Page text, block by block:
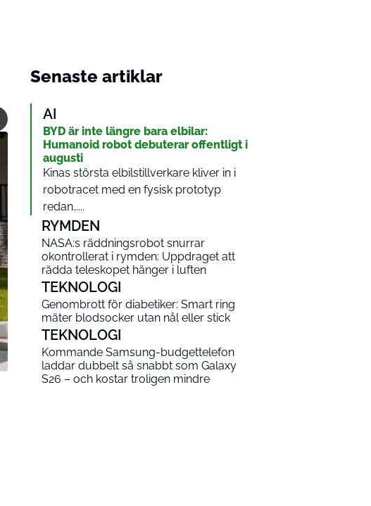
Senaste artiklar
AI
BYD är inte längre bara elbilar:
Humanoid robot debuterar offentligt i
augusti
Kinas största elbilstillverkare kliver in i
robotracet med en fysisk prototyp
redan…...
RYMDEN
NASA:s räddningsrobot snurrar
okontrollerat i rymden: Uppdraget att
rädda teleskopet hänger i luften
TEKNOLOGI
Genombrott för diabetiker: Smart ring
mäter blodsocker utan nål eller stick
TEKNOLOGI
Kommande Samsung-budgettelefon
laddar dubbelt så snabbt som Galaxy
S26 – och kostar troligen mindre